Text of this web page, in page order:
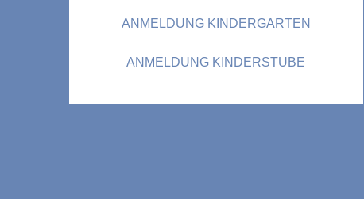
ANMELDUNG KINDERGARTEN
ANMELDUNG KINDERSTUBE